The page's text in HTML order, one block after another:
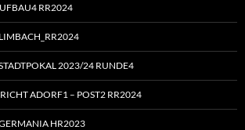
RR2024
2023/24 RUNDE4
ADORF1 – POST2 RR2024
HR2023